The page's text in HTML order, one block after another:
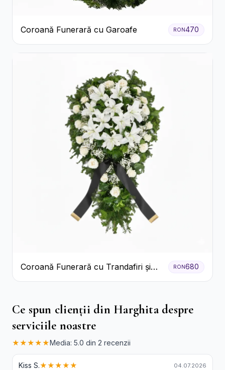
Coroană Funerară cu Garoafe RON470
Coroană Funerară cu Trandafiri și
Crini
RON680
Ce spun clienții din Harghita despre
serviciile noastre
★★★★★Media: 5.0 din 2 recenzii
Kiss S.★★★★★ 04.07.2026